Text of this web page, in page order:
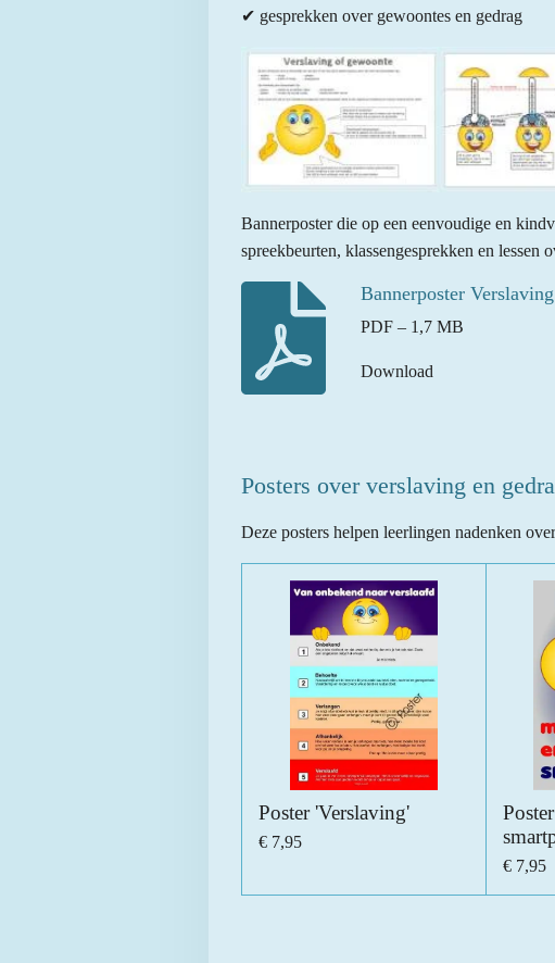
✔ gesprekken over gewoontes en gedrag
Bannerposter die op een eenvoudige en
spreekbeurten, klassengesprekken en lessen
Bannerposter
PDF – 1,7 MB
Download
Posters over verslaving en
Deze posters helpen leerlingen nadenken
Poster 'Verslaving'
€ 7,95
€ 7,95